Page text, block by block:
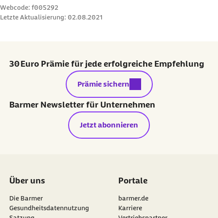
Webcode: f005292
Letzte Aktualisierung: 02.08.2021
30 Euro Prämie für jede erfolgreiche Empfehlung
externer Link:
Prämie sichern
Barmer Newsletter für Unternehmen
Jetzt abonnieren
Über uns
Die Barmer
Gesundheitsdatennutzung
Portale
barmer.de
Karriere